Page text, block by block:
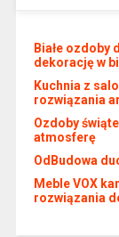
Białe ozdoby
dekorację w
Kuchnia z
rozwiązania
Ozdoby
atmosferę
OdBudowa
Meble VOX
rozwiązania